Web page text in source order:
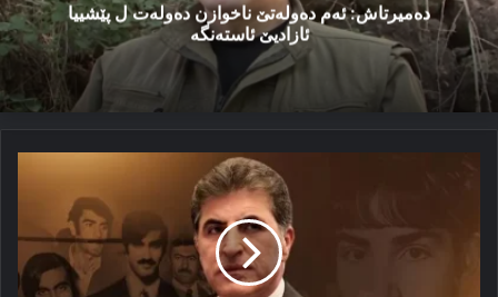
دەمیرتاش: ئەم دەولەتێ ناخوازن دەولەت ل پێشییا
ئازادیێ ئاستەنگە
ژینگەهێ
بەرپرسیاریەتییەکا